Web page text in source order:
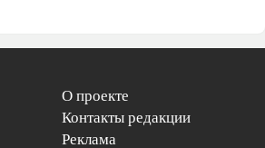
О проекте
Контакты редакции
Реклама